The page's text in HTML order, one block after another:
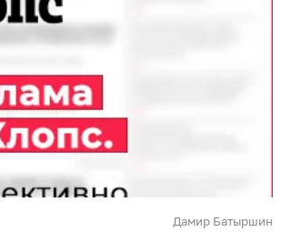
Дамир Батыршин